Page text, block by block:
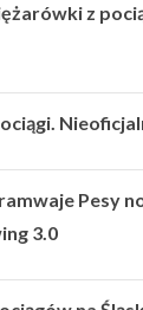
z
Pesy
3.0